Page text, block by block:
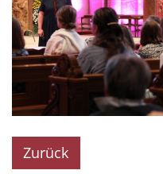
Zurück